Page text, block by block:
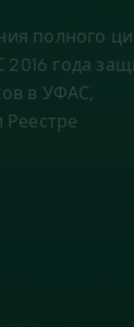
полного
2016 года
в УФАС,
Реестре